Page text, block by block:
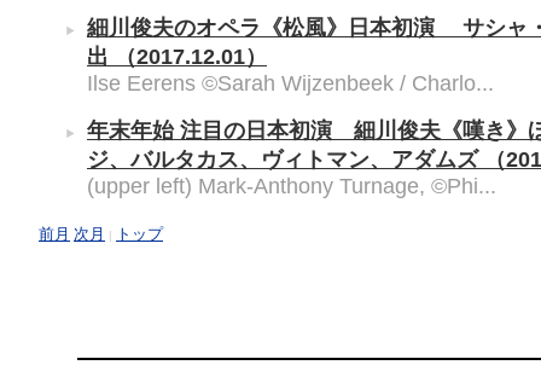
細川俊夫のオペラ《松風》日本初演 サシャ
出
（2017.12.01）
Ilse Eerens ©Sarah Wijzenbeek / Charlo...
年末年始 注目の日本初演 細川俊夫《嘆き》
ジ、バルタカス、ヴィトマン、アダムズ
（
(upper left) Mark-Anthony Turnage, ©Phi...
前月 次月 | トップ